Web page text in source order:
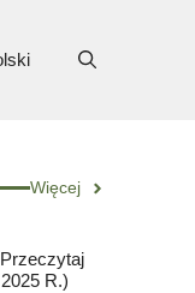
Więcej
R.)